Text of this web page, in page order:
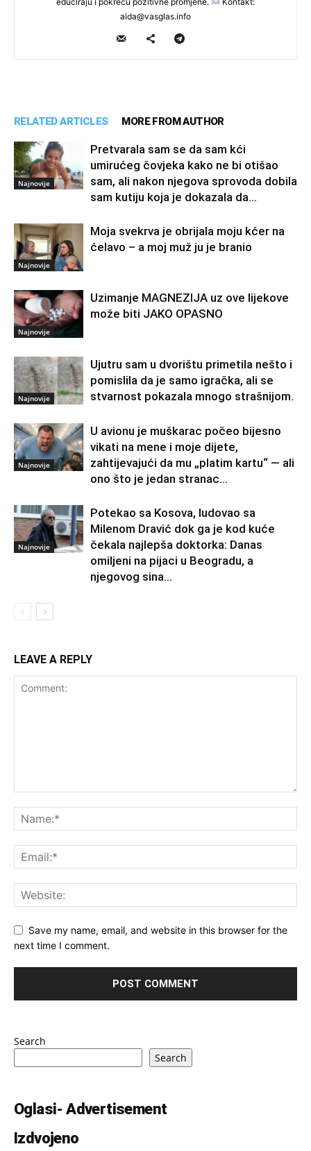
aida@vasglas.info
RELATED ARTICLES MORE FROM AUTHOR
Najnovije
Pretvarala sam se da sam kći
umirućeg čovjeka kako ne bi otišao
sam, ali nakon njegova sprovoda dobila
sam kutiju koja je dokazala da...
Najnovije
Moja svekrva je obrijala moju kćer na
ćelavo – a moj muž ju je branio
Najnovije
Uzimanje MAGNEZIJA uz ove lijekove
može biti JAKO OPASNO
Najnovije
Ujutru sam u dvorištu primetila nešto i
pomislila da je samo igračka, ali se
stvarnost pokazala mnogo strašnijom.
Najnovije
U avionu je muškarac počeo bijesno
vikati na mene i moje dijete,
zahtijevajući da mu „platim kartu“ — ali
ono što je jedan stranac...
Najnovije
Potekao sa Kosova, ludovao sa
Milenom Dravić dok ga je kod kuće
čekala najlepša doktorka: Danas
omiljeni na pijaci u Beogradu, a
njegovog sina...
LEAVE A REPLY
Save my name, email, and website in this browser for the
next time I comment.
Search
Search
Oglasi- Advertisement
Izdvojeno